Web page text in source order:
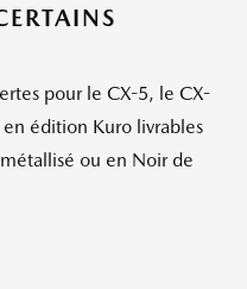
pour le CX-5, le CX-
édition Kuro livrables
ou en Noir de